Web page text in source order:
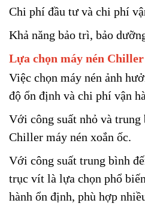
Chi phí đầu tư và chi phí
Khả năng bảo trì, bảo
Lựa chọn máy nén Chiller
Việc chọn máy nén ảnh
độ ổn định và chi phí vận
Với công suất nhỏ và trung
Chiller máy nén xoắn ốc.
Với công suất trung bình
trục vít là lựa chọn phổ
hành ổn định, phù hợp